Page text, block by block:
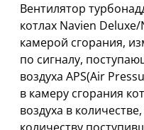
Вентилятор
котлах Navien
камерой сгорания,
по сигналу,
воздуха APS(Air
в камеру сгорания
воздуха в